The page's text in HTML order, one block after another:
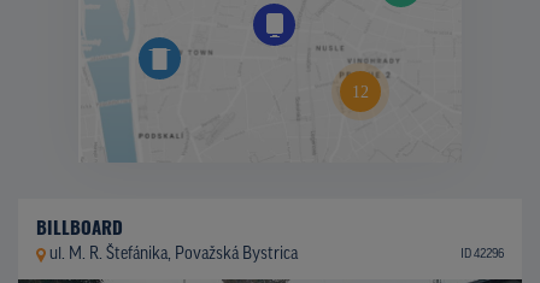
BILLBOARD
ul. M. R. Štefánika, Považská Bystrica ID 42296